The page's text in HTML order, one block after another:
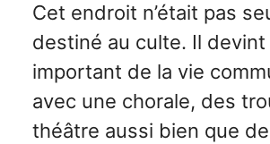
Cet endroit n’était pas
destiné au culte. Il devint
important de la vie
avec une chorale, des
théâtre aussi bien que